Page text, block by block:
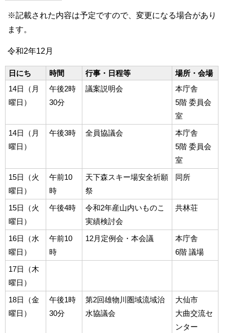
※記載された内容は予定ですので、変更になる場合があり
ます。
令和2年12月
日にち 時間 行事・日程等
場所・会場
14日（月
曜日）
午後2時
30分
議案説明会
本庁舎
5階 委員会
室
14日（月
曜日）
午後3時 全員協議会
本庁舎
5階 委員会
室
15日（火
曜日）
午前10
時
天下森スキー場安全祈願
祭
同所
15日（火
曜日）
午後4時
令和2年産山内いものこ
実績検討会
共林荘
16日（水
曜日）
午前10
時
12月定例会・本会議
本庁舎
6階 議場
17日（木
曜日）
18日（金
曜日）
午後1時
30分
第2回雄物川圏域流域治
水協議会
大仙市
大曲交流セ
ンター